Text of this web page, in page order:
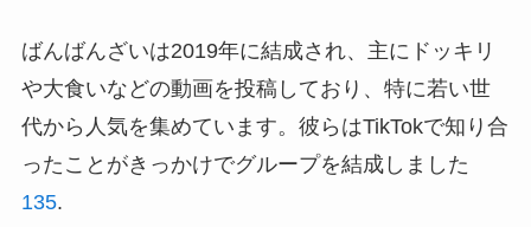
ばんばんざいは2019年に結成され、主にドッキリ
や大食いなどの動画を投稿しており、特に若い世
代から人気を集めています。彼らはTikTokで知り合
ったことがきっかけでグループを結成しました
135.